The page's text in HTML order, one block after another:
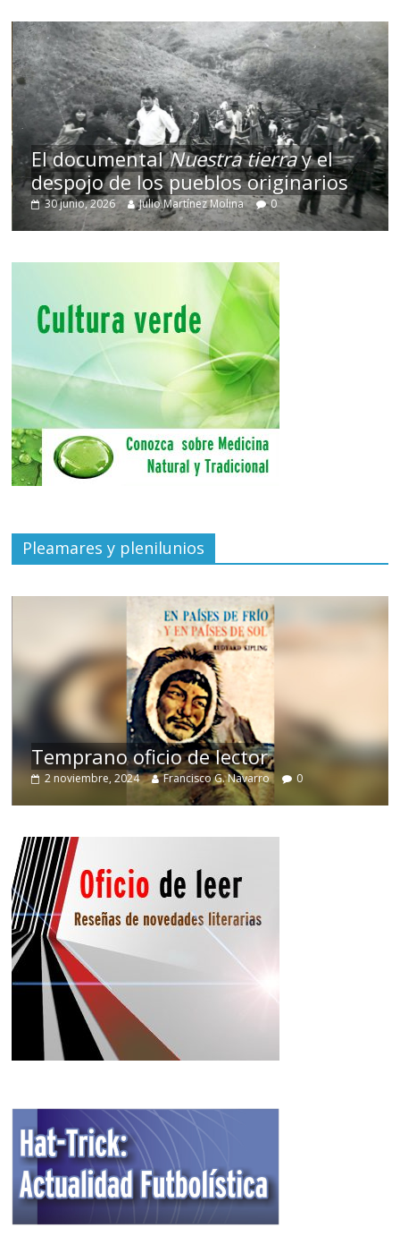
El documentalNuestra tierray el
despojo de los pueblos originarios
30 junio, 2026 Julio Martínez Molina 0
Pleamares y plenilunios
Temprano oficio de lector
2 noviembre, 2024 Francisco G. Navarro 0